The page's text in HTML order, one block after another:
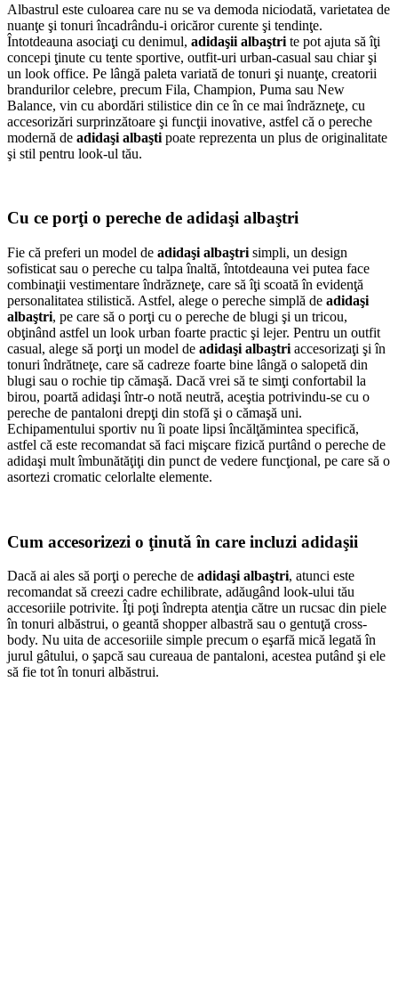
Albastrul este culoarea care nu se va demoda niciodată, varietatea de
nuanţe şi tonuri încadrându-i oricăror curente şi tendinţe.
Întotdeauna asociaţi cu denimul, adidaşii albaştri te pot ajuta să îţi
concepi ţinute cu tente sportive, outfit-uri urban-casual sau chiar şi
un look office. Pe lângă paleta variată de tonuri şi nuanţe, creatorii
brandurilor celebre, precum Fila, Champion, Puma sau New
Balance, vin cu abordări stilistice din ce în ce mai îndrăzneţe, cu
accesorizări surprinzătoare şi funcţii inovative, astfel că o pereche
modernă de adidaşi albaşti poate reprezenta un plus de originalitate
şi stil pentru look-ul tău.
Cu ce porţi o pereche de adidaşi albaştri
Fie că preferi un model de adidaşi albaştri simpli, un design
sofisticat sau o pereche cu talpa înaltă, întotdeauna vei putea face
combinaţii vestimentare îndrăzneţe, care să îţi scoată în evidenţă
personalitatea stilistică. Astfel, alege o pereche simplă de adidaşi
albaştri, pe care să o porţi cu o pereche de blugi şi un tricou,
obţinând astfel un look urban foarte practic şi lejer. Pentru un outfit
casual, alege să porţi un model de adidaşi albaştri accesorizaţi şi în
tonuri îndrătneţe, care să cadreze foarte bine lângă o salopetă din
blugi sau o rochie tip cămaşă. Dacă vrei să te simţi confortabil la
birou, poartă adidaşi într-o notă neutră, aceştia potrivindu-se cu o
pereche de pantaloni drepţi din stofă şi o cămaşă uni.
Echipamentului sportiv nu îi poate lipsi încălţămintea specifică,
astfel că este recomandat să faci mişcare fizică purtând o pereche de
adidaşi mult îmbunătăţiţi din punct de vedere funcţional, pe care să o
asortezi cromatic celorlalte elemente.
Cum accesorizezi o ţinută în care incluzi adidaşii
Dacă ai ales să porţi o pereche de adidaşi albaştri, atunci este
recomandat să creezi cadre echilibrate, adăugând look-ului tău
accesoriile potrivite. Îţi poţi îndrepta atenţia către un rucsac din piele
în tonuri albăstrui, o geantă shopper albastră sau o gentuţă cross-
body. Nu uita de accesoriile simple precum o eşarfă mică legată în
jurul gâtului, o şapcă sau cureaua de pantaloni, acestea putând şi ele
să fie tot în tonuri albăstrui.